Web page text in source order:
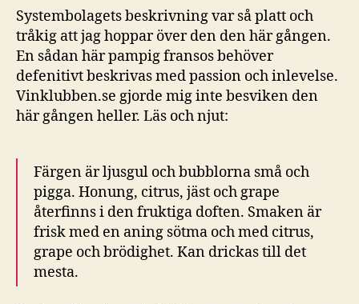
Systembolagets beskrivning var så platt och
tråkig att jag hoppar över den den här gången.
En sådan här pampig fransos behöver
defenitivt beskrivas med passion och inlevelse.
Vinklubben.se gjorde mig inte besviken den
här gången heller. Läs och njut:
Färgen är ljusgul och bubblorna små och
pigga. Honung, citrus, jäst och grape
återfinns i den fruktiga doften. Smaken är
frisk med en aning sötma och med citrus,
grape och brödighet. Kan drickas till det
mesta.